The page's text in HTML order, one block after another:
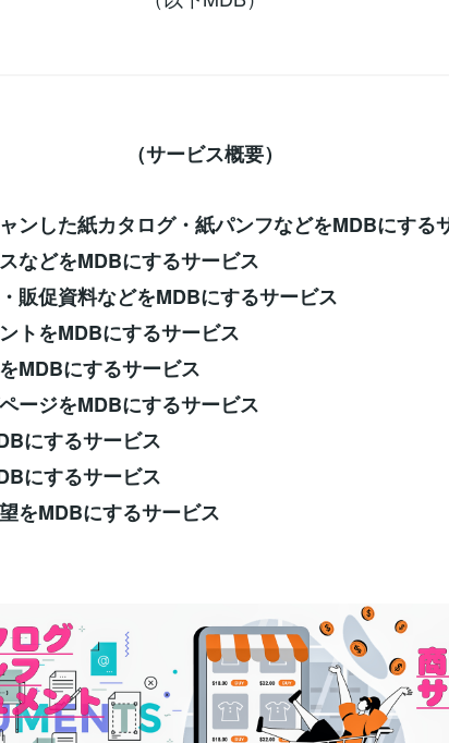
（サービス概要）
ンした紙カタログ・紙パンフなどをMDBにする
などをMDBにするサービス
販促資料などをMDBにするサービス
トをMDBにするサービス
MDBにするサービス
ージをMDBにするサービス
にするサービス
にするサービス
をMDBにするサービス